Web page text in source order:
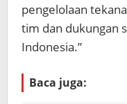
pengelolaan
tim dan dukungan
Indonesia.”
Baca juga: